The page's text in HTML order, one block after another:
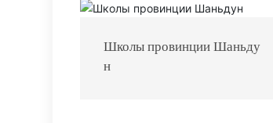
Школы провинции Шаньду
н